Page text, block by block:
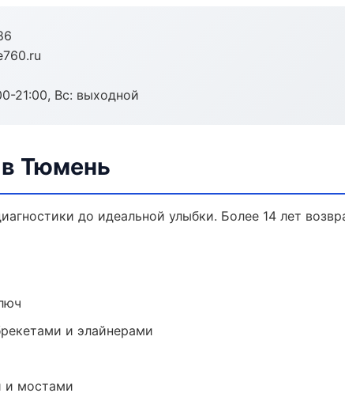
21:00, Вс: выходной
Тюмень
до идеальной улыбки. Более 14 лет
и элайнерами
и мостами